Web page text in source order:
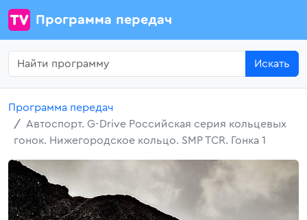
Программа передач
Искать
Программа передач
Автоспорт. G-Drive Российская серия кольцевых
гонок. Нижегородское кольцо. SMP TCR. Гонка 1